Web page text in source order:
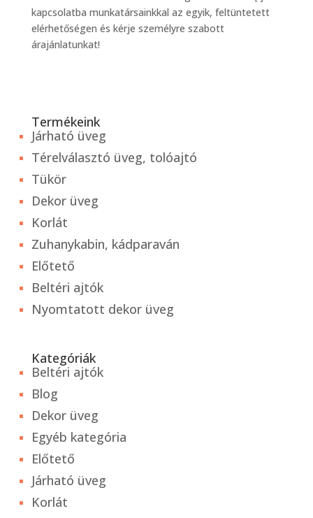
kapcsolatba munkatársainkkal az egyik, feltüntetett
elérhetőségen és kérje személyre szabott
árajánlatunkat!
Termékeink
Járható üveg
Térelválasztó üveg, tolóajtó
Tükör
Dekor üveg
Korlát
Zuhanykabin, kádparaván
Előtető
Beltéri ajtók
Nyomtatott dekor üveg
Kategóriák
Beltéri ajtók
Blog
Dekor üveg
Egyéb kategória
Előtető
Járható üveg
Korlát